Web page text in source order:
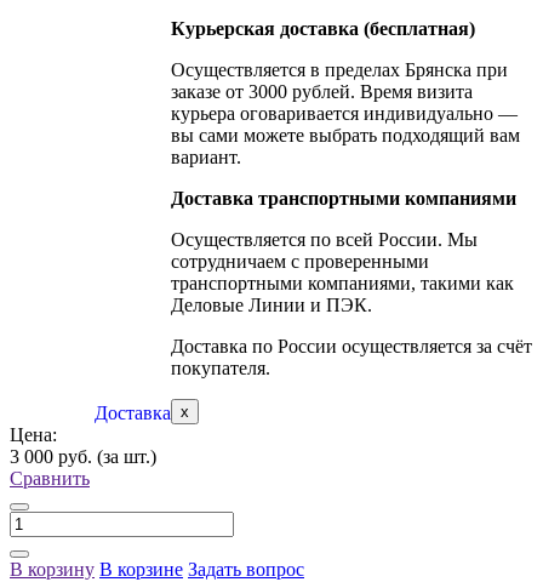
Доставка
Курьерская доставка (бесплатная)
Осуществляется в пределах Брянска при
заказе от 3000 рублей. Время визита
курьера оговаривается индивидуально —
вы сами можете выбрать подходящий вам
вариант.
Доставка транспортными компаниями
Осуществляется по всей России. Мы
сотрудничаем с проверенными
транспортными компаниями, такими как
Деловые Линии и ПЭК.
Доставка по России осуществляется за счёт
покупателя.
x
Цена:
3 000 руб. (за шт.)
Сравнить
В корзину В корзине Задать вопрос